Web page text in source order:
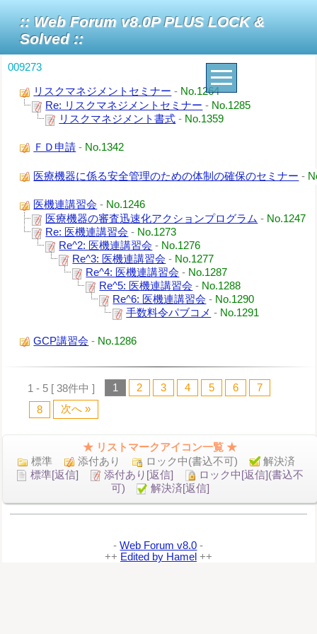
:: Web Forum v8.0P PLUS LOCK &
Solved ::
009273
リスクマネジメントセミナー - No.1264
Re: リスクマネジメントセミナー - No.1285
リスクマネジメント書式 - No.1359
ＦＤ申請 - No.1342
医療機器に係る安全管理のための体制の確保のセミナー -
医機連講習会 - No.1246
医療機器の審査迅速化アクションプログラム - No.1247
Re: 医機連講習会 - No.1273
Re^2: 医機連講習会 - No.1276
Re^3: 医機連講習会 - No.1277
Re^4: 医機連講習会 - No.1287
Re^5: 医機連講習会 - No.1288
Re^6: 医機連講習会 - No.1290
手数料令パブコメ - No.1291
GCP講習会 - No.1286
1 - 5 [ 38件中 ] 1 2 3 4 5 6
7
8
次へ »
★ リストマークアイコン一覧 ★
標準
添付あり ロック中(書込不可)
解決済
標準[返信]
添付あり[返信]
ロック中[返信](書込不
可)
解決済[返信]
-Web Forum v8.0 -
++ Edited by Hamel ++